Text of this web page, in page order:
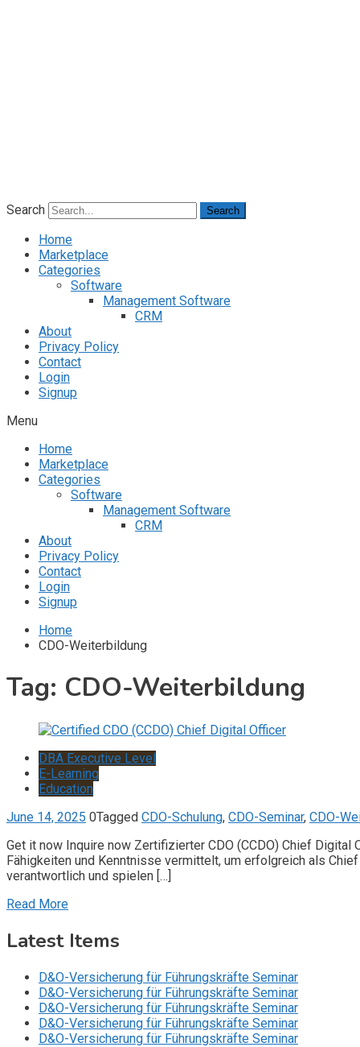
Search Search
Home
Marketplace
Categories
Software
Management Software
CRM
About
Privacy Policy
Contact
Login
Signup
Menu
Home
Marketplace
Categories
Software
Management Software
CRM
About
Privacy Policy
Contact
Login
Signup
Home
CDO-Weiterbildung
Tag: CDO-Weiterbildung
DBA Executive Level
E-Learning
Education
June 14, 2025 0Tagged CDO-Schulung, CDO-Seminar, CDO-
Get it now Inquire now Zertifizierter CDO (CCDO) Chief
Fähigkeiten und Kenntnisse vermittelt, um erfolgreich als
verantwortlich und spielen […]
Read More
Latest Items
D&O-Versicherung für Führungskräfte Seminar
D&O-Versicherung für Führungskräfte Seminar
D&O-Versicherung für Führungskräfte Seminar
D&O-Versicherung für Führungskräfte Seminar
D&O-Versicherung für Führungskräfte Seminar